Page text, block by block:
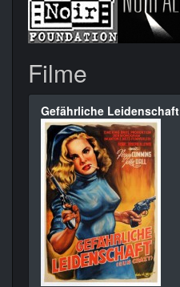
Filme
Gefährliche Leidenschaft